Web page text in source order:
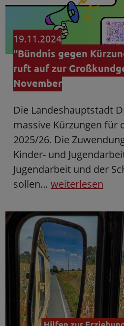
19.11.2024
"Bündnis gegen
ruft auf zur
November
Die Landeshauptstadt
massive Kürzungen für
2025/26. Die
Kinder- und
Jugendarbeit und der
sollen… weiterlesen